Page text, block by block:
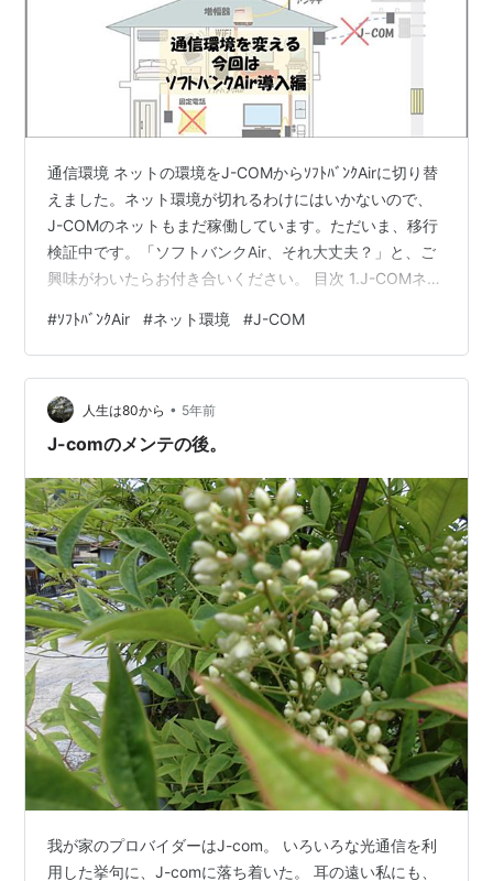
通信環境 ネットの環境をJ-COMからｿﾌﾄﾊﾞﾝｸAirに切り替
えました。ネット環境が切れるわけにはいかないので、
J-COMのネットもまだ稼働しています。ただいま、移行
検証中です。「ソフトバンクAir、それ大丈夫？」と、ご
興味がわいたらお付き合いください。 目次 1.J-COMネッ
稼働させる 4.おわりに 1.J-COMネットは良く切れる 我
が家は、ネットも、TVの信号も、電話もJ-COMです。
事情を話すと長くなるのですが、少しお付き合いくださ
い。 家を買った当時は、テレビはアナログ放送全盛の時
代でした。その団地は、近くに…
#ｿﾌﾄﾊﾞﾝｸAir #ネット環境 #J-COM
人生は80から • 5年前
J-comのメンテの後。
我が家のプロバイダーはJ-com。 いろいろな光通信を利
用した挙句に、J-comに落ち着いた。 耳の遠い私にも、